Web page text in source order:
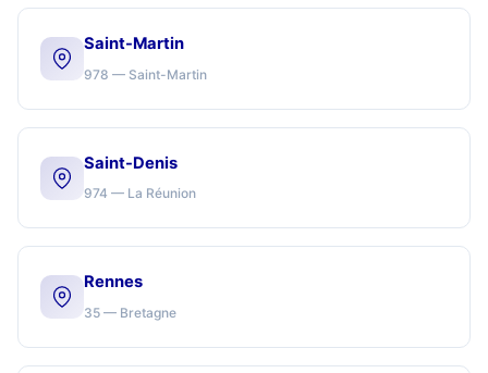
Saint-Martin
978 — Saint-Martin
Saint-Denis
974 — La Réunion
Rennes
35 — Bretagne